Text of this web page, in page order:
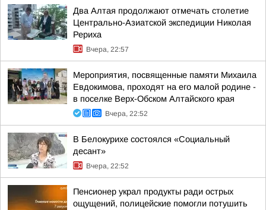
Два Алтая продолжают отмечать столетие
Центрально-Азиатской экспедиции Николая
Рериха
Вчера, 22:57
Мероприятия, посвященные памяти Михаила
Евдокимова, проходят на его малой родине -
в поселке Верх-Обском Алтайского края
Вчера, 22:52
В Белокурихе состоялся «Социальный
десант»
Вчера, 22:52
Пенсионер украл продукты ради острых
ощущений, полицейские помогли потушить